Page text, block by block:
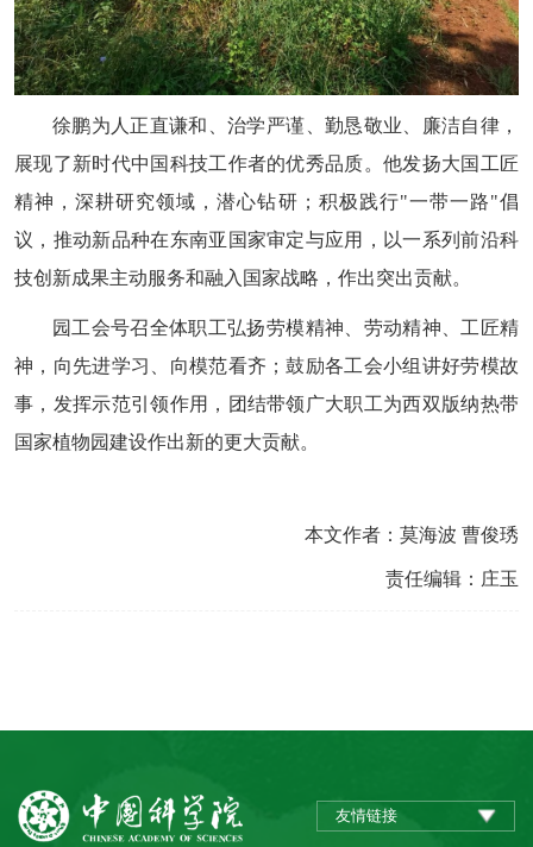
徐鹏为人正直谦和、治学严谨、勤恳敬业、廉洁自律，
展现了新时代中国科技工作者的优秀品质。他发扬大国工匠
精神，深耕研究领域，潜心钻研；积极践行"一带一路"倡
议，推动新品种在东南亚国家审定与应用，以一系列前沿科
技创新成果主动服务和融入国家战略，作出突出贡献。
园工会号召全体职工弘扬劳模精神、劳动精神、工匠精
神，向先进学习、向模范看齐；鼓励各工会小组讲好劳模故
事，发挥示范引领作用，团结带领广大职工为西双版纳热带
国家植物园建设作出新的更大贡献。
本文作者：莫海波 曹俊琇
责任编辑：庄玉
友情链接